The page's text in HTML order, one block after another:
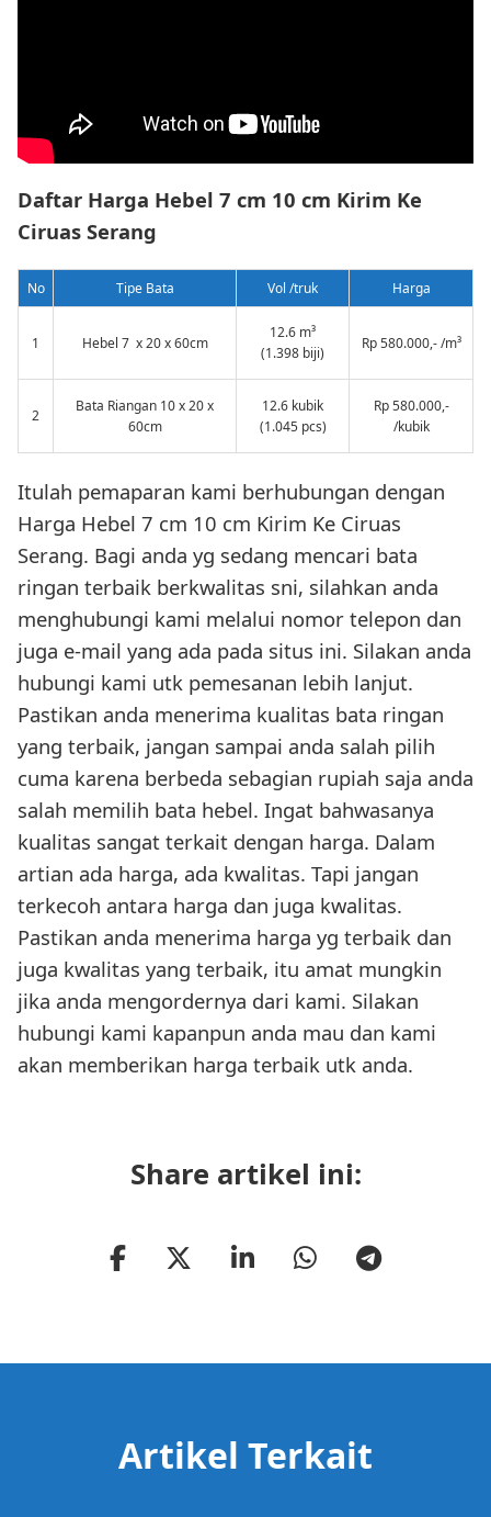
Daftar Harga Hebel 7 cm 10 cm Kirim Ke
Ciruas Serang
No Tipe Bata Vol /truk Harga
1 Hebel 7 x 20 x 60cm
12.6 m³
(1.398 biji)
Rp 580.000,- /m³
2
Bata Riangan 10 x 20 x
60cm
12.6 kubik
(1.045 pcs)
Rp 580.000,-
/kubik
Itulah pemaparan kami berhubungan dengan
Harga Hebel 7 cm 10 cm Kirim Ke Ciruas
Serang. Bagi anda yg sedang mencari bata
ringan terbaik berkwalitas sni, silahkan anda
menghubungi kami melalui nomor telepon dan
juga e-mail yang ada pada situs ini. Silakan anda
hubungi kami utk pemesanan lebih lanjut.
Pastikan anda menerima kualitas bata ringan
yang terbaik, jangan sampai anda salah pilih
cuma karena berbeda sebagian rupiah saja anda
salah memilih bata hebel. Ingat bahwasanya
kualitas sangat terkait dengan harga. Dalam
artian ada harga, ada kwalitas. Tapi jangan
terkecoh antara harga dan juga kwalitas.
Pastikan anda menerima harga yg terbaik dan
juga kwalitas yang terbaik, itu amat mungkin
jika anda mengordernya dari kami. Silakan
hubungi kami kapanpun anda mau dan kami
akan memberikan harga terbaik utk anda.
Share artikel ini:
Artikel Terkait